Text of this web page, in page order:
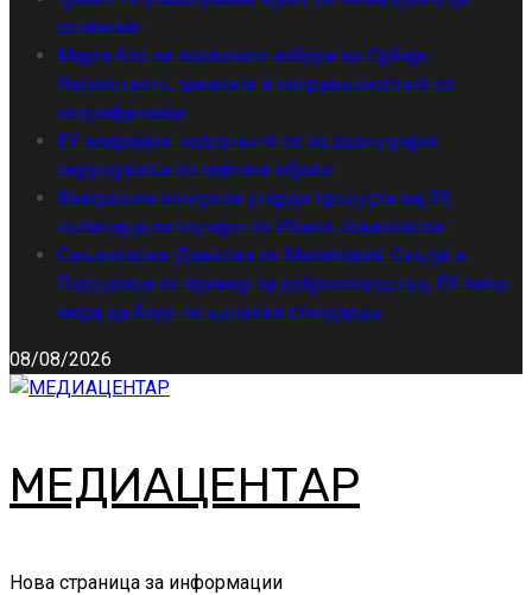
останеме
Марта Кос за локалните избори во Србија:
Насилството, заканите и неправилностите се
неприфатливи
ЕУ алармира: подгответе се за долготрајни
нарушувања со нафтата објави
Внатрешна контрола утврди пропусти кај 39
полицајци за случајот со Ивана Јовановска
Сиљановска-Давкова со Милатовиќ: Скопје и
Подгорица се пример за добрососедство, ЕУ патот
мора да биде по еднакви стандарди
08/08/2026
МЕДИАЦЕНТАР
Нова страница за информации